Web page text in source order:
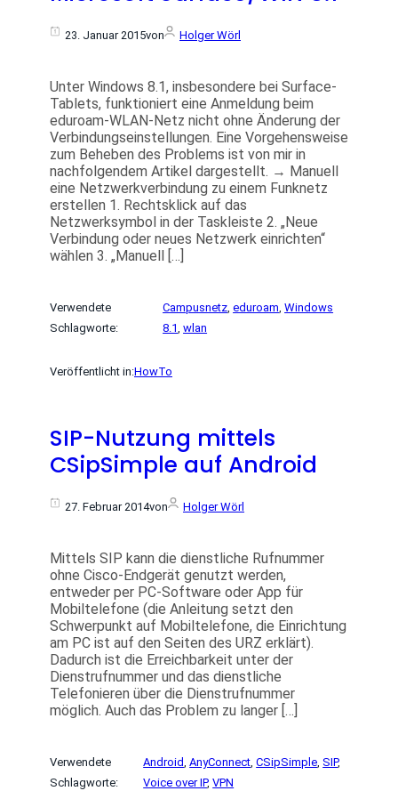
23. Januar 2015von Holger Wörl
Unter Windows 8.1, insbesondere bei Surface-
Tablets, funktioniert eine Anmeldung beim
eduroam-WLAN-Netz nicht ohne Änderung der
Verbindungseinstellungen. Eine Vorgehensweise
zum Beheben des Problems ist von mir in
nachfolgendem Artikel dargestellt. → Manuell
eine Netzwerkverbindung zu einem Funknetz
erstellen 1. Rechtsklick auf das
Netzwerksymbol in der Taskleiste 2. „Neue
Verbindung oder neues Netzwerk einrichten“
wählen 3. „Manuell […]
Verwendete
Schlagworte:
Campusnetz, eduroam, Windows
8.1, wlan
Veröffentlicht in:HowTo
SIP-Nutzung mittels
CSipSimple auf Android
27. Februar 2014von Holger Wörl
Mittels SIP kann die dienstliche Rufnummer
ohne Cisco-Endgerät genutzt werden,
entweder per PC-Software oder App für
Mobiltelefone (die Anleitung setzt den
Schwerpunkt auf Mobiltelefone, die Einrichtung
am PC ist auf den Seiten des URZ erklärt).
Dadurch ist die Erreichbarkeit unter der
Dienstrufnummer und das dienstliche
Telefonieren über die Dienstrufnummer
möglich. Auch das Problem zu langer […]
Verwendete
Schlagworte:
Android, AnyConnect, CSipSimple, SIP
Voice over IP, VPN